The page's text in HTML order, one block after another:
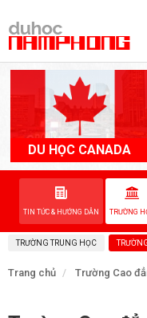
DU HỌC CANADA
TIN TỨC & HƯỚNG DẪN TRƯỜNG
TRƯỜNG TRUNG HỌC
Trang chủ Trường Cao
TRANG CHỦ
QUỐC GIA
EVENTS
DỊCH VỤ
VỀ NAM PHONG